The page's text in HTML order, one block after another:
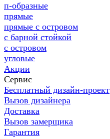
п-образные
прямые
прямые с островом
с барной стойкой
с островом
угловые
Акции
Сервис
Бесплатный дизайн-проект
Вызов дизайнера
Доставка
Вызов замерщика
Гарантия